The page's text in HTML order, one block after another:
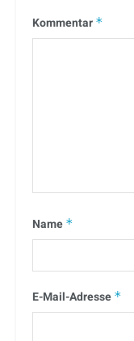
Kommentar *
Name *
E-Mail-Adresse *